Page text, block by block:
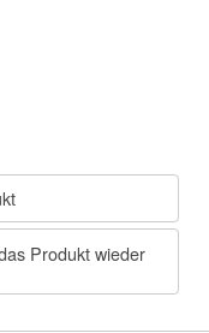
Produkt wieder